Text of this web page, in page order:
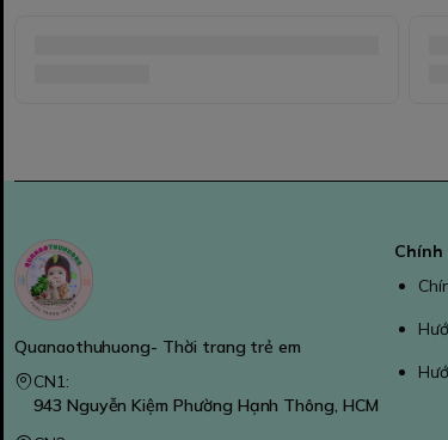
Quanaothuhuong- Thời trang trẻ em
CN1:
943 Nguyễn Kiệm Phường Hạnh Thông, HCM
Chính